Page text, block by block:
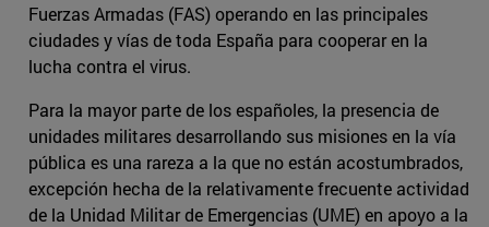
Fuerzas Armadas (FAS) operando en las principales
ciudades y vías de toda España para cooperar en la
lucha contra el virus.
Para la mayor parte de los españoles, la presencia de
unidades militares desarrollando sus misiones en la vía
pública es una rareza a la que no están acostumbrados,
excepción hecha de la relativamente frecuente actividad
de la Unidad Militar de Emergencias (UME) en apoyo a la